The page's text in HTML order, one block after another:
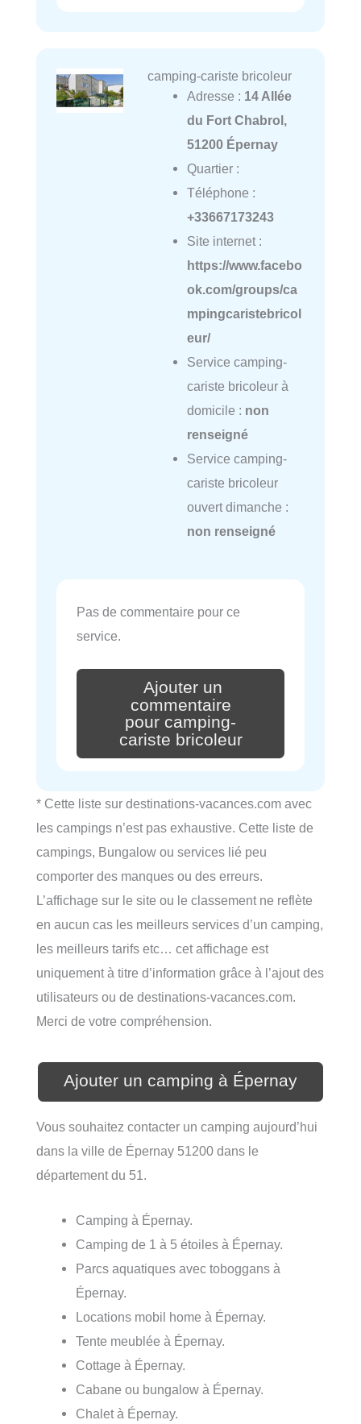
camping-cariste bricoleur
Adresse : 14 Allée
du Fort Chabrol,
51200 Épernay
Quartier :
Téléphone :
+33667173243
Site internet :
https://www.facebo
ok.com/groups/ca
mpingcaristebricol
eur/
Service camping-
cariste bricoleur à
domicile : non
renseigné
Service camping-
cariste bricoleur
ouvert dimanche :
non renseigné
Pas de commentaire pour ce
service.
Ajouter un
commentaire
pour camping-
cariste bricoleur
* Cette liste sur destinations-vacances.com avec
les campings n’est pas exhaustive. Cette liste de
campings, Bungalow ou services lié peu
comporter des manques ou des erreurs.
L’affichage sur le site ou le classement ne reflète
en aucun cas les meilleurs services d’un camping,
les meilleurs tarifs etc… cet affichage est
uniquement à titre d’information grâce à l’ajout des
utilisateurs ou de destinations-vacances.com.
Merci de votre compréhension.
Ajouter un camping à Épernay
Vous souhaitez contacter un camping aujourd’hui
dans la ville de Épernay 51200 dans le
département du 51.
Camping à Épernay.
Camping de 1 à 5 étoiles à Épernay.
Parcs aquatiques avec toboggans à
Épernay.
Locations mobil home à Épernay.
Tente meublée à Épernay.
Cottage à Épernay.
Cabane ou bungalow à Épernay.
Chalet à Épernay.